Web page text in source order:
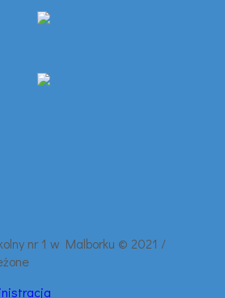
nr 1 w Malborku © 2021 /